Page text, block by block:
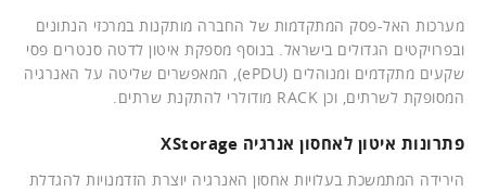
מערכות האל-פסק המתקדמות של החברה מותקנות במרכזי הנתונים
ובפרויקטים הגדולים בישראל. בנוסף מספקת איטון לדטה סנטרים פסי
שקעים מתקדמים ומנוהלים (ePDU), המאפשרים שליטה על האנרגיה
המסופקת לשרתים, וכן RACK מודולרי להתקנת שרתים.
פתרונות איטון לאחסון אנרגיה XStorage
הירידה המתמשכת בעלויות אחסון האנרגיה יוצרת הזדמנויות להגדלת